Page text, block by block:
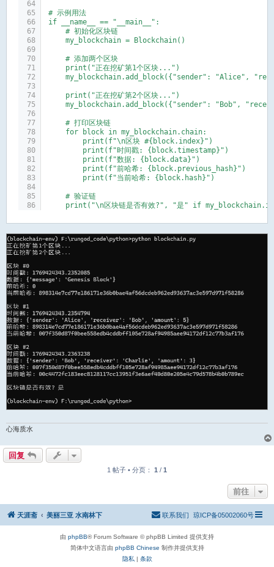
# 示例用法
if __name__ == "__main__":
    # 初始化区块链
    my_blockchain = Blockchain()
    # 添加两个区块
    print("正在挖矿第1个区块...")
my_blockchain.add_block({"sender": "Alice",
    print("正在挖矿第2个区块...")
my_blockchain.add_block({"sender": "Bob",
    # 打印区块链
    for block in my_blockchain.chain:
        print(f"\n区块 #{block.index}")
        print(f"时间戳: {block.timestamp}")
        print(f"数据: {block.data}")
        print(f"前哈希: {block.previous_hash}")
        print(f"当前哈希: {block.hash}")
    # 验证链
print("\n区块链是否有效?", "是" if
心海质水
回复
1 帖子 • 分页： 1 / 1
前往
天涯斋 美丽三亚 水南林下 琼ICP备05002060号
联系我们
由 phpBB® Forum Software © phpBB Limited 提供支持
简体中文语言由 phpBB Chinese 制作并提供支持
隐私| 条款